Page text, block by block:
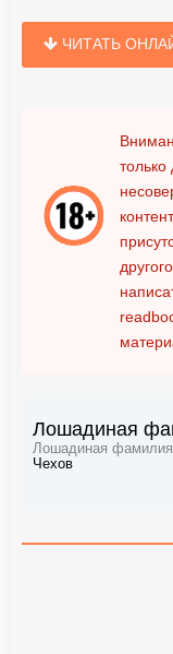
ЧИТАТЬ
Лошадиная
Лошадиная фамилия
Чехов